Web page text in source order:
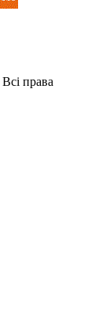
Всі права